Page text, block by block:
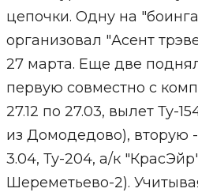
цепочки. Одну на
организовал "Асент
27 марта. Еще две
первую совместно с
27.12 по 27.03, вылет Ту-
из Домодедово), вторую -
3.04, Ту-204, а/к
Шереметьево-2).